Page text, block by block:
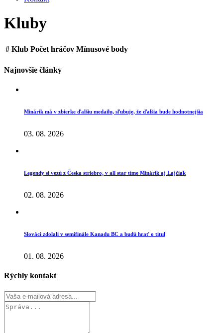
Kluby
# Klub Počet hráčov Mínusové body
Najnovšie články
Minárik má v zbierke ďalšiu medailu, sľubuje, že ďalšia bude hodnotnejšia
03. 08. 2026
Legendy si vezú z Česka striebro, v all star tíme Minárik aj Lajčiak
02. 08. 2026
Slováci zdolali v semifinále Kanadu BC a budú hrať o titul
01. 08. 2026
Rýchly kontakt